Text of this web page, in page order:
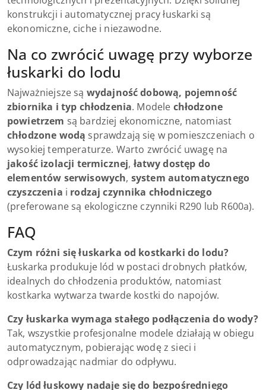
konstrukcji i automatycznej pracy łuskarki są
ekonomiczne, ciche i niezawodne.
Na co zwrócić uwagę przy wyborze
łuskarki do lodu
Najważniejsze są wydajność dobową, pojemność
zbiornika i typ chłodzenia. Modele chłodzone
powietrzem są bardziej ekonomiczne, natomiast
chłodzone wodą sprawdzają się w pomieszczeniach o
wysokiej temperaturze. Warto zwrócić uwagę na
jakość izolacji termicznej, łatwy dostęp do
elementów serwisowych, system automatycznego
czyszczenia i rodzaj czynnika chłodniczego
(preferowane są ekologiczne czynniki R290 lub R600a).
FAQ
Czym różni się łuskarka od kostkarki do lodu?
Łuskarka produkuje lód w postaci drobnych płatków,
idealnych do chłodzenia produktów, natomiast
kostkarka wytwarza twarde kostki do napojów.
Czy łuskarka wymaga stałego podłączenia do wody?
Tak, wszystkie profesjonalne modele działają w obiegu
automatycznym, pobierając wodę z sieci i
odprowadzając nadmiar do odpływu.
Czy lód łuskowy nadaje się do bezpośredniego